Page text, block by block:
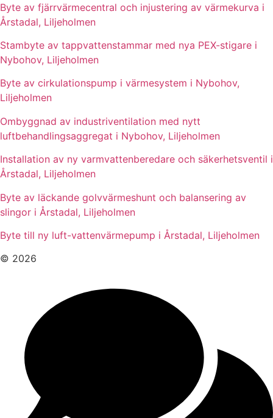
Byte av fjärrvärmecentral och injustering av värmekurva i
Årstadal, Liljeholmen
Stambyte av tappvattenstammar med nya PEX-stigare i
Nybohov, Liljeholmen
Byte av cirkulationspump i värmesystem i Nybohov,
Liljeholmen
Ombyggnad av industriventilation med nytt
luftbehandlingsaggregat i Nybohov, Liljeholmen
Installation av ny varmvattenberedare och säkerhetsventil i
Årstadal, Liljeholmen
Byte av läckande golvvärmeshunt och balansering av
slingor i Årstadal, Liljeholmen
Byte till ny luft-vattenvärmepump i Årstadal, Liljeholmen
© 2026